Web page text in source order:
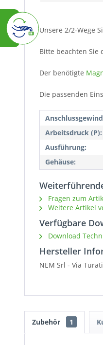
Unsere 2/2-Wege
Bitte beachten Sie
Der benötigte
Die passenden
Arbeitsdruck (P):
Ausführung:
Gehäuse:
Fragen zum
Weitere Artikel
Verfügbare
Download
Hersteller
NEM Srl - Via
Zubehör 1